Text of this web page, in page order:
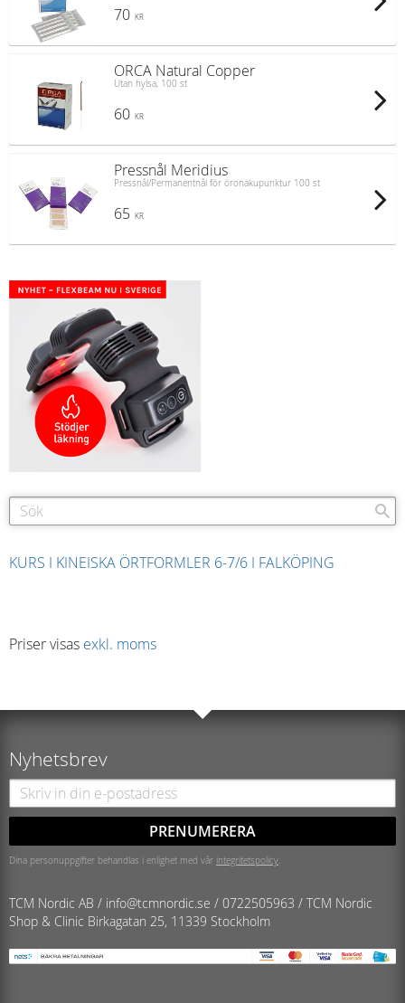
70 KR
ORCA Natural Copper
Utan hylsa, 100 st
60 KR
Pressnål Meridius
Pressnål/Permanentnål för öronakupunktur 100 st
65 KR
KURS I KINEISKA ÖRTFORMLER 6-7/6 I FALKÖPING
Priser visas exkl. moms
Nyhetsbrev
PRENUMERERA
Dina personuppgifter behandlas i enlighet med vår integritetspolicy
TCM Nordic AB / info@tcmnordic.se / 0722505963 / TCM Nordic
Shop & Clinic Birkagatan 25, 11339 Stockholm